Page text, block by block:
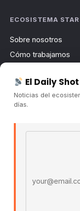
ECOSISTEMA
Sobre nosotros
Cómo trabajamos
Contacto
Publicidad
El Daily
Noticias del
días.